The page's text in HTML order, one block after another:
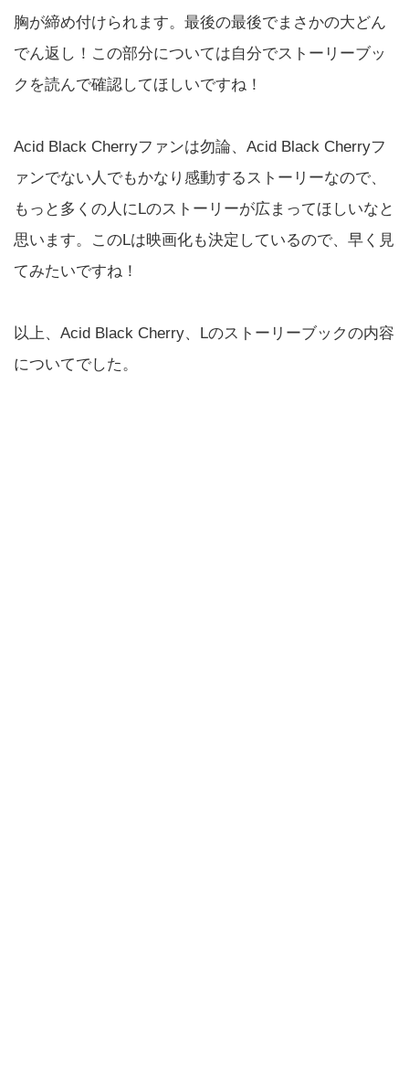
胸が締め付けられます。最後の最後でまさかの大どん
でん返し！この部分については自分でストーリーブッ
クを読んで確認してほしいですね！
Acid Black Cherryファンは勿論、Acid Black Cherryフ
ァンでない人でもかなり感動するストーリーなので、
もっと多くの人にLのストーリーが広まってほしいなと
思います。このLは映画化も決定しているので、早く見
てみたいですね！
以上、Acid Black Cherry、Lのストーリーブックの内容
についてでした。